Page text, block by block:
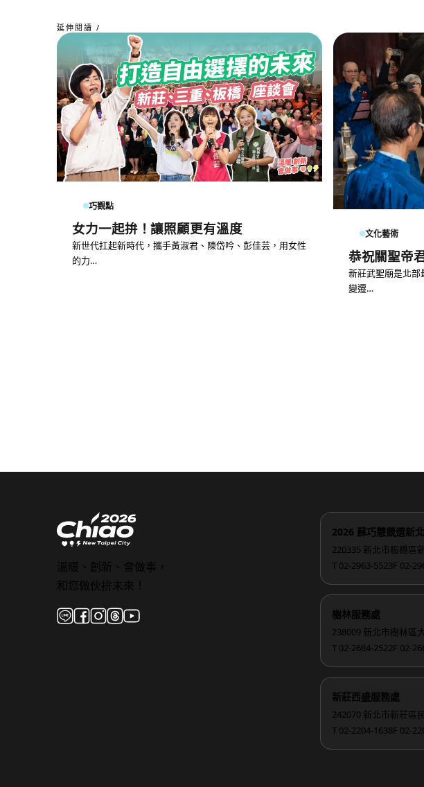
延伸閱讀 /
巧觀點
女力一起拚！讓照顧更有溫度
新世代扛起新時代，攜手黃淑君、陳岱吟、彭佳芸，用女性
的力…
文化藝術
恭祝關聖帝
新莊武聖廟是北
變遷…
溫暖、創新、會做事，
和您做伙拚未來！
2026 蘇巧慧競選新
220335 新北市板橋區
T 02-2963-5523F 02-
樹林服務處
238009 新北市樹林區
T 02-2684-2522F 02-
新莊西盛服務處
242070 新北市新莊區
T 02-2204-1638F 02-